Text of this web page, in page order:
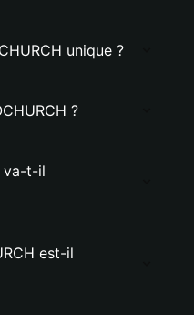
unique ?
?
va-t-il
est-il